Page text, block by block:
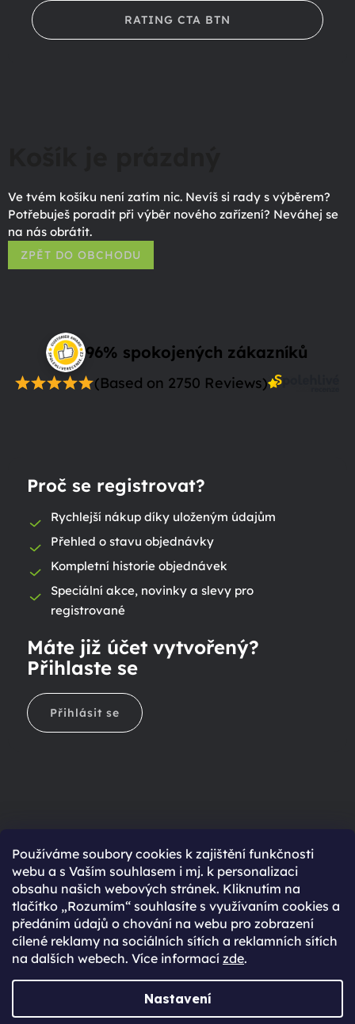
Používáme soubory cookies k zajištění funkčnosti
webu a s Vaším souhlasem i mj. k personalizaci
obsahu našich webových stránek. Kliknutím na
tlačítko „Rozumím“ souhlasíte s využívaním cookies a
předáním údajů o chování na webu pro zobrazení
cílené reklamy na sociálních sítích a reklamních sítích
na dalších webech. Více informací zde.
Nastavení
RATING CTA BTN
Ve tvém košíku není zatím nic. Nevíš si rady s výběrem?
Potřebuješ poradit při výběr nového zařízení? Neváhej se
na nás obrátit.
ZPĚT DO OBCHODU
96% spokojených zákazníků
(Based on 2750 Reviews)
Proč se registrovat?
Rychlejší nákup díky uloženým údajům
Přehled o stavu objednávky
Kompletní historie objednávek
Speciální akce, novinky a slevy pro
registrované
Máte již účet vytvořený?
Přihlaste se
Přihlásit se
Ještě nemáte účet?
Rychlejší nákup díky uloženým údajům
Přehled o stavu objednávky
Kompletní historie objednávek
Speciální akce, novinky a slevy pro registrované